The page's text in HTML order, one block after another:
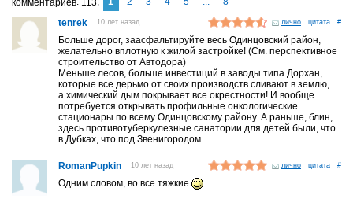
tenrek
10 лет назад лично #
Больше дорог, заасфальтируйте весь Одинцовский район,
желательно вплотную к жилой застройке! (См. перспективное
строительство от Автодора)
Меньше лесов, больше инвестиций в заводы типа Дорхан,
которые все дерьмо от своих производств сливают в землю,
а химический дым покрывает все окрестности! И вообще
потребуется открывать профильные онкологические
стационары по всему Одинцовскому району. А раньше, блин,
здесь противотуберкулезные санатории для детей были, что
в Дубках, что под Звенигородом.
RomanPupkin 10 лет назад лично #
Одним словом, во все тяжкие